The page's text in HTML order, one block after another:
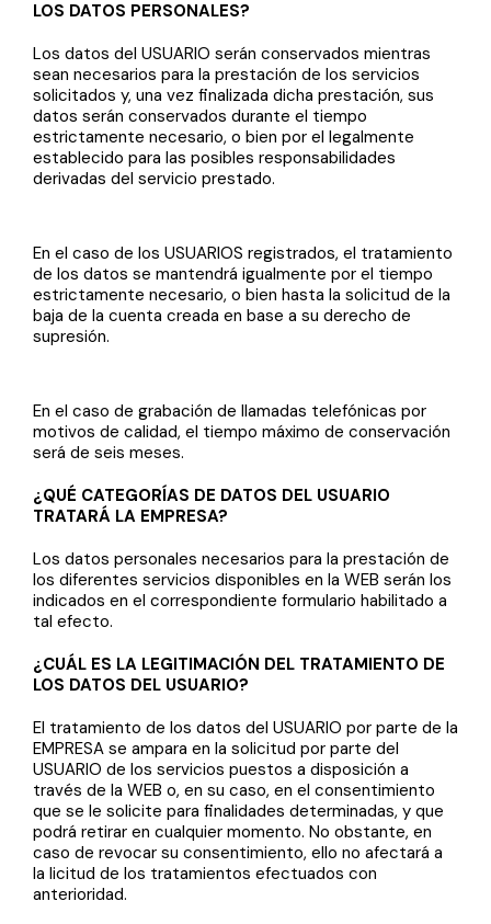
LOS DATOS PERSONALES?
Los datos del USUARIO serán conservados mientras
sean necesarios para la prestación de los servicios
solicitados y, una vez finalizada dicha prestación, sus
datos serán conservados durante el tiempo
estrictamente necesario, o bien por el legalmente
establecido para las posibles responsabilidades
derivadas del servicio prestado.
En el caso de los USUARIOS registrados, el tratamiento
de los datos se mantendrá igualmente por el tiempo
estrictamente necesario, o bien hasta la solicitud de la
baja de la cuenta creada en base a su derecho de
supresión.
En el caso de grabación de llamadas telefónicas por
motivos de calidad, el tiempo máximo de conservación
será de seis meses.
¿QUÉ CATEGORÍAS DE DATOS DEL USUARIO
TRATARÁ LA EMPRESA?
Los datos personales necesarios para la prestación de
los diferentes servicios disponibles en la WEB serán los
indicados en el correspondiente formulario habilitado a
tal efecto.
¿CUÁL ES LA LEGITIMACIÓN DEL TRATAMIENTO DE
LOS DATOS DEL USUARIO?
El tratamiento de los datos del USUARIO por parte de la
EMPRESA se ampara en la solicitud por parte del
USUARIO de los servicios puestos a disposición a
través de la WEB o, en su caso, en el consentimiento
que se le solicite para finalidades determinadas, y que
podrá retirar en cualquier momento. No obstante, en
caso de revocar su consentimiento, ello no afectará a
la licitud de los tratamientos efectuados con
anterioridad.